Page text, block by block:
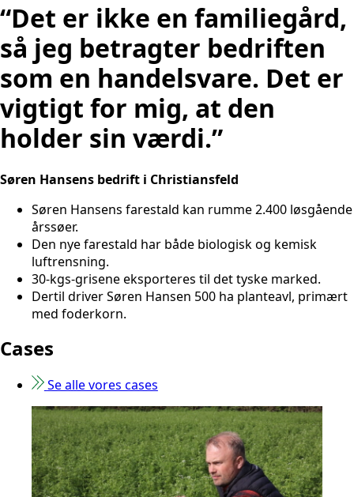
“Det er ikke en familiegård,
så jeg betragter bedriften
som en handelsvare. Det er
vigtigt for mig, at den
holder sin værdi.”
Søren Hansens bedrift i Christiansfeld
Søren Hansens farestald kan rumme 2.400 løsgående
årssøer.
Den nye farestald har både biologisk og kemisk
luftrensning.
30-kgs-grisene eksporteres til det tyske marked.
Dertil driver Søren Hansen 500 ha planteavl, primært
med foderkorn.
Cases
Se alle vores cases